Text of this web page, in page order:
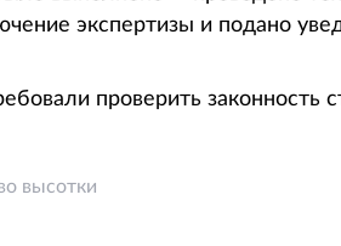
экспертизы и подано
проверить законность
высотки